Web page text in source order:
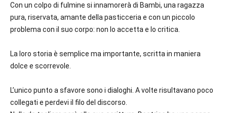
Con un colpo di fulmine si innamorerà di Bambi, una ragazza
pura, riservata, amante della pasticceria e con un piccolo
problema con il suo corpo: non lo accetta e lo critica.
La loro storia è semplice ma importante, scritta in maniera
dolce e scorrevole.
L’unico punto a sfavore sono i dialoghi. A volte risultavano poco
collegati e perdevi il filo del discorso.